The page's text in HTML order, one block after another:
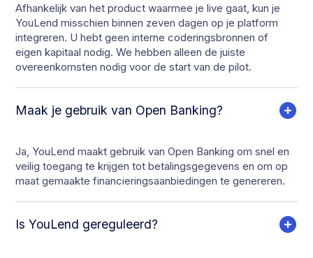
Afhankelijk van het product waarmee je live gaat, kun je
YouLend misschien binnen zeven dagen op je platform
integreren. U hebt geen interne coderingsbronnen of
eigen kapitaal nodig. We hebben alleen de juiste
overeenkomsten nodig voor de start van de pilot.
Maak je gebruik van Open Banking?
Ja, YouLend maakt gebruik van Open Banking om snel en
veilig toegang te krijgen tot betalingsgegevens en om op
maat gemaakte financieringsaanbiedingen te genereren.
Is YouLend gereguleerd?